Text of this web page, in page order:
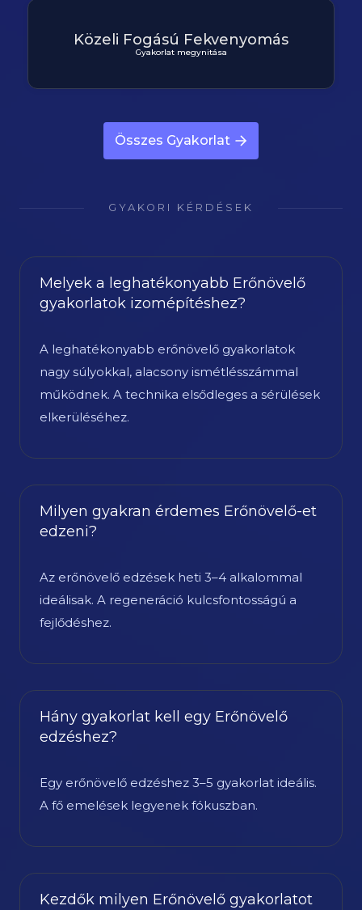
Közeli Fogású Fekvenyomás
Gyakorlat megynitása
Összes Gyakorlat
GYAKORI KÉRDÉSEK
Melyek a leghatékonyabb Erőnövelő
gyakorlatok izomépítéshez?
A leghatékonyabb erőnövelő gyakorlatok
nagy súlyokkal, alacsony ismétlésszámmal
működnek. A technika elsődleges a sérülések
elkerüléséhez.
Milyen gyakran érdemes Erőnövelő-et
edzeni?
Az erőnövelő edzések heti 3–4 alkalommal
ideálisak. A regeneráció kulcsfontosságú a
fejlődéshez.
Hány gyakorlat kell egy Erőnövelő
edzéshez?
Egy erőnövelő edzéshez 3–5 gyakorlat ideális.
A fő emelések legyenek fókuszban.
Kezdők milyen Erőnövelő gyakorlatot